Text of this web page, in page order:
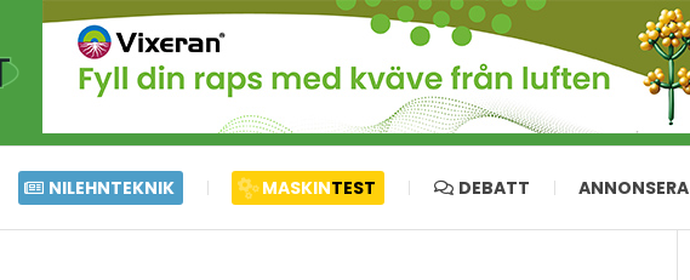
NILEHNTEKNIK MASKINTEST DEBATT ANNONSERA